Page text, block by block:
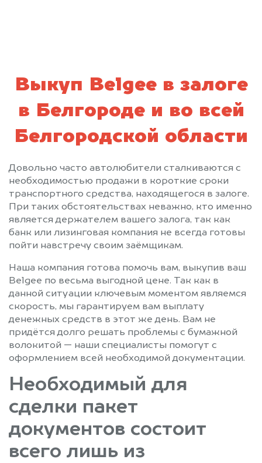
Выкуп Belgee в залоге
в Белгороде и во всей
Белгородской области
Довольно часто автолюбители сталкиваются с
необходимостью продажи в короткие сроки
транспортного средства, находящегося в залоге.
При таких обстоятельствах неважно, кто именно
является держателем вашего залога, так как
банк или лизинговая компания не всегда готовы
пойти навстречу своим заёмщикам.
Наша компания готова помочь вам, выкупив ваш
Belgee по весьма выгодной цене. Так как в
данной ситуации ключевым моментом являемся
скорость, мы гарантируем вам выплату
денежных средств в этот же день. Вам не
придётся долго решать проблемы с бумажной
волокитой — наши специалисты помогут с
оформлением всей необходимой документации.
Необходимый для
сделки пакет
документов состоит
всего лишь из